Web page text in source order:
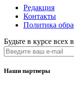
Редакция
Контакты
Политика
Будьте в курсе
Наши партнеры